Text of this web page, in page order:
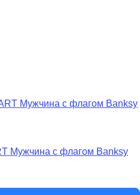
Мужчина с флагом Banksy